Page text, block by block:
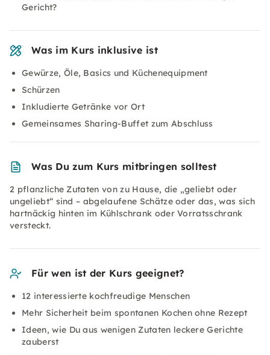
Gericht?
Was im Kurs inklusive ist
Gewürze, Öle, Basics und Küchenequipment
Schürzen
Inkludierte Getränke vor Ort
Gemeinsames Sharing-Buffet zum Abschluss
Was Du zum Kurs mitbringen solltest
2 pflanzliche Zutaten von zu Hause, die „geliebt oder
ungeliebt“ sind – abgelaufene Schätze oder das, was sich
hartnäckig hinten im Kühlschrank oder Vorratsschrank
versteckt.
Für wen ist der Kurs geeignet?
12 interessierte kochfreudige Menschen
Mehr Sicherheit beim spontanen Kochen ohne Rezept
Ideen, wie Du aus wenigen Zutaten leckere Gerichte
zauberst